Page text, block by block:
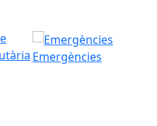
Emergències